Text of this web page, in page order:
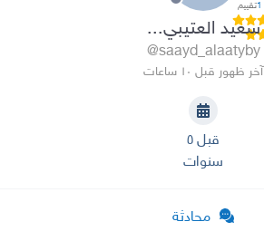
1تقييم
سعيد العتيبي...
@saayd_alaatyby
آخر ظهور قبل ١٠ ساعات
قبل ٥
سنوات
محادثة